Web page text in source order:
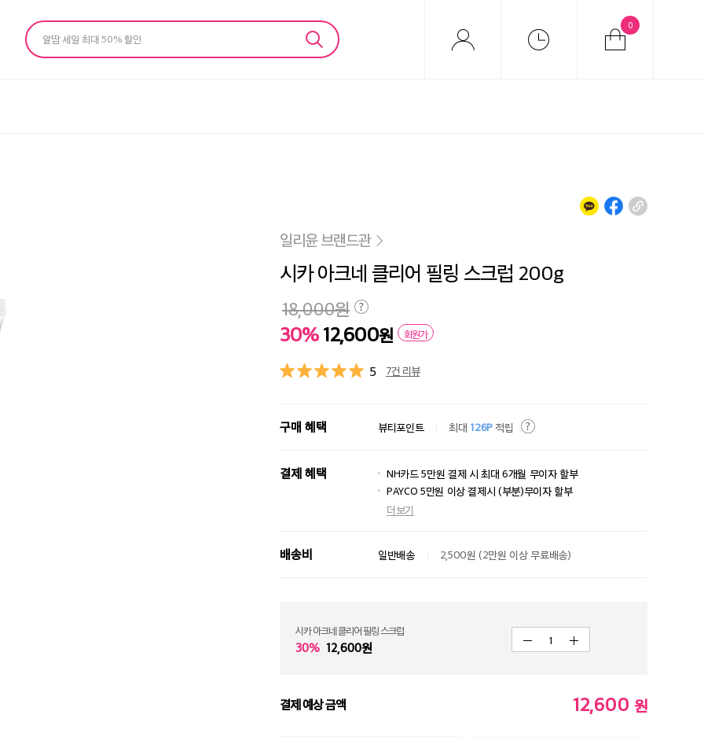
알땀 세일 최대 50% 할인
0
일리윤 브랜드관
시카 아크네 클리어 필링 스크럽 200g
30% 12,600원 회원가
18,000원
5 7건 리뷰
구매 혜택 뷰티포인트 최대 126P적립
결제 혜택
NH카드 5만원 결제 시 최대 6개월 무이자 할부
PAYCO 5만원 이상 결제시 (부분)무이자 할부
더보기
배송비 일반배송 2,500원 (2만원 이상 무료배송)
시카 아크네 클리어 필링 스크럽
30% 12,600원 1
결제 예상 금액 12,600 원